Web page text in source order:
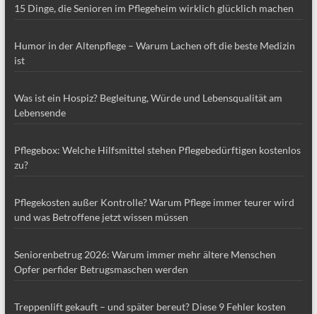
15 Dinge, die Senioren im Pflegeheim wirklich glücklich machen
Humor in der Altenpflege – Warum Lachen oft die beste Medizin
ist
Was ist ein Hospiz? Begleitung, Würde und Lebensqualität am
Lebensende
Pflegebox: Welche Hilfsmittel stehen Pflegebedürftigen kostenlos
zu?
Pflegekosten außer Kontrolle? Warum Pflege immer teurer wird
und was Betroffene jetzt wissen müssen
Seniorenbetrug 2026: Warum immer mehr ältere Menschen
Opfer perfider Betrugsmaschen werden
Treppenlift gekauft – und später bereut? Diese 9 Fehler kosten